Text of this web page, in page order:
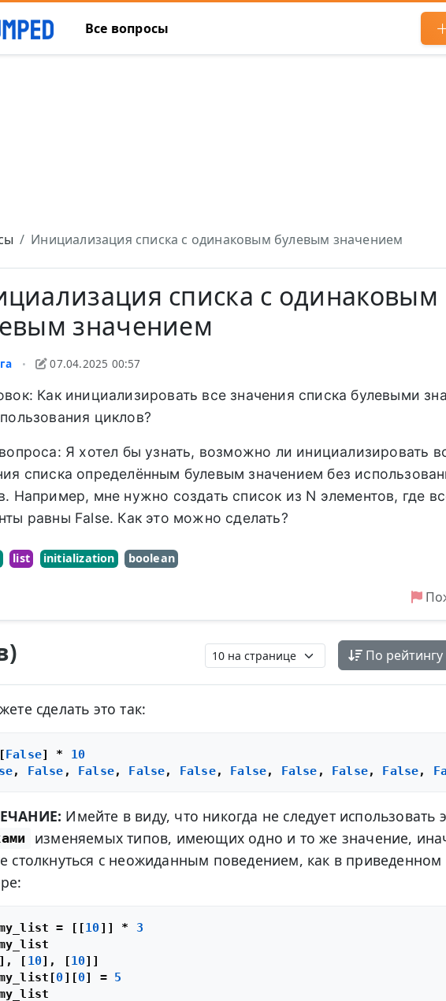
Все вопросы
Инициализация списка с одинаковым булевым значением
списка с одинаковым
значением
• 07.04.2025 00:57
Как инициализировать все значения списка булевыми
циклов?
Я хотел бы узнать, возможно ли инициализировать
списка определённым булевым значением без
Например, мне нужно создать список из N элементов, где
равны False. Как это можно сделать?
list initialization boolean
По рейтингу
сделать это так:
[False] * 10
, False , False, False, False, False, False , False, False,
Имейте в виду, что никогда не следует использовать
изменяемых типов, имеющих одно и то же значение,
столкнуться с неожиданным поведением, как в
= [[10]] * 3
[ 10], [10
0][0] = 5